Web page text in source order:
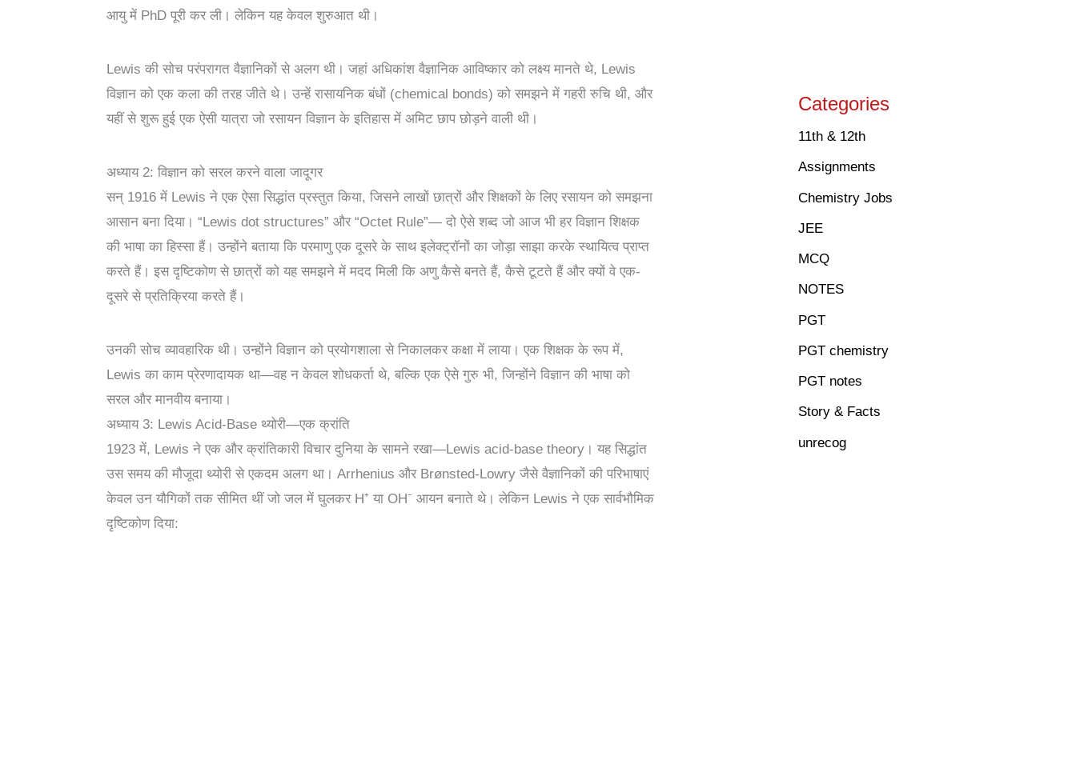
आयु में PhD पूरी कर ली। लेकिन यह केवल शुरुआत थी।
Lewis की सोच परंपरागत वैज्ञानिकों से अलग थी। जहां अधिकांश वैज्ञानिक आविष्कार को लक्ष्य मानते थे, Lewis
विज्ञान को एक कला की तरह जीते थे। उन्हें रासायनिक बंधों (chemical bonds) को समझने में गहरी रुचि थी, और
यहीं से शुरू हुई एक ऐसी यात्रा जो रसायन विज्ञान के इतिहास में अमिट छाप छोड़ने वाली थी।
अध्याय 2: विज्ञान को सरल करने वाला जादूगर
सन् 1916 में Lewis ने एक ऐसा सिद्धांत प्रस्तुत किया, जिसने लाखों छात्रों और शिक्षकों के लिए रसायन को समझना
आसान बना दिया। “Lewis dot structures” और “Octet Rule”— दो ऐसे शब्द जो आज भी हर विज्ञान शिक्षक
की भाषा का हिस्सा हैं। उन्होंने बताया कि परमाणु एक दूसरे के साथ इलेक्ट्रॉनों का जोड़ा साझा करके स्थायित्व प्राप्त
करते हैं। इस दृष्टिकोण से छात्रों को यह समझने में मदद मिली कि अणु कैसे बनते हैं, कैसे टूटते हैं और क्यों वे एक-
दूसरे से प्रतिक्रिया करते हैं।
उनकी सोच व्यावहारिक थी। उन्होंने विज्ञान को प्रयोगशाला से निकालकर कक्षा में लाया। एक शिक्षक के रूप में,
Lewis का काम प्रेरणादायक था—वह न केवल शोधकर्ता थे, बल्कि एक ऐसे गुरु भी, जिन्होंने विज्ञान की भाषा को
सरल और मानवीय बनाया।
अध्याय 3: Lewis Acid-Base थ्योरी—एक क्रांति
1923 में, Lewis ने एक और क्रांतिकारी विचार दुनिया के सामने रखा—Lewis acid-base theory। यह सिद्धांत
उस समय की मौजूदा थ्योरी से एकदम अलग था। Arrhenius और Brønsted-Lowry जैसे वैज्ञानिकों की परिभाषाएं
केवल उन यौगिकों तक सीमित थीं जो जल में घुलकर H⁺ या OH⁻ आयन बनाते थे। लेकिन Lewis ने एक सार्वभौमिक
दृष्टिकोण दिया:
Categories
11th & 12th
Assignments
Chemistry Jobs
JEE
MCQ
NOTES
PGT
PGT chemistry
PGT notes
Story & Facts
unrecog